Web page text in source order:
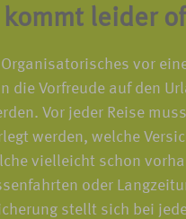
leider
vor
die Vorfreude auf den
Vor jeder Reise
werden, welche
vielleicht schon
oder
stellt sich bei